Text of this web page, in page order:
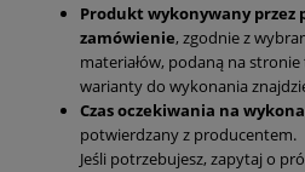
Produkt wykonywany przez
zamówienie, zgodnie z
materiałów, podaną na
warianty do wykonania
Czas oczekiwania na
potwierdzany z producentem.
Jeśli potrzebujesz, zapytaj o